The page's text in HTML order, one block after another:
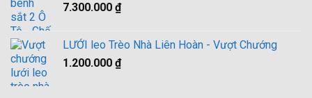
7.300.000 ₫
LƯỚI leo Trèo Nhà Liên Hoàn - Vượt Chướng
1.200.000 ₫